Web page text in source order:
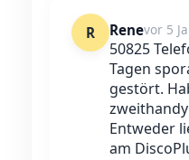
R Renevor 5
50825
Tagen
gestört.
Entweder
am